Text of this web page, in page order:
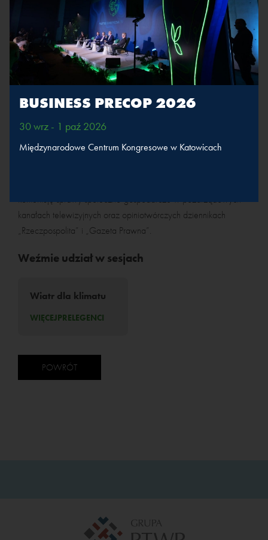
2009” oraz licznymi nagrodami branżowymi.
W latach 1998-2019 byłem członkiem Business Centre Club,
wieloletnim szefem Konwentu BCC, ministrem „Gabinetu Cieni”,
a od 2018 r. wiceprezesem BCC. Z ramienia tej organizacji
pracodawców, w latach 2012-2019, pełniłem funkcje
wiceprzewodniczącego Trójstronnej Komisji ds. Społeczno-
Gospodarczych i Rady Dialogu Społecznego.
Europejskiej ‘Team Europe’ i szefem Rady Gospodarczej,
komentuję sprawy społeczno-gospodarcze w pozarządowych
kanałach telewizyjnych oraz opiniotwórczych dziennikach
„Rzeczpospolita” i „Gazeta Prawna”.
Weźmie udział w sesjach
Wiatr dla klimatu
WIĘCEJPRELEGENCI
POWRÓT
BUSINESS PRECOP 2026
30 wrz - 1 paź 2026
Międzynarodowe Centrum Kongresowe w Katowicach